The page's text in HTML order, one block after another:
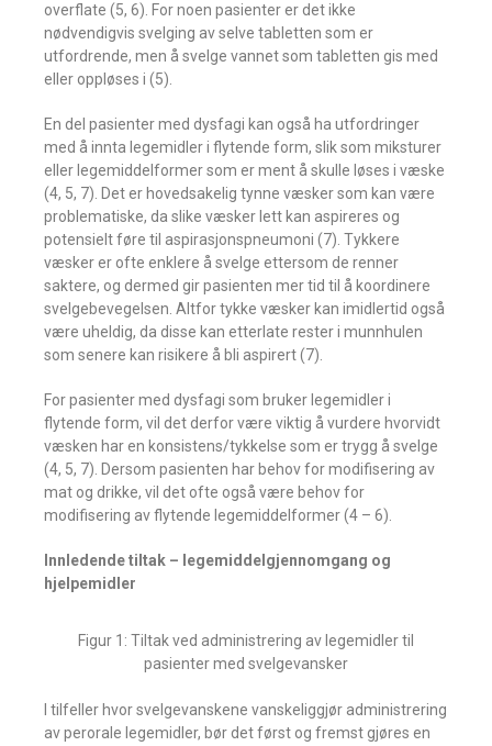
overflate (5, 6). For noen pasienter er det ikke
nødvendigvis svelging av selve tabletten som er
utfordrende, men å svelge vannet som tabletten gis med
eller oppløses i (5).
En del pasienter med dysfagi kan også ha utfordringer
med å innta legemidler i flytende form, slik som miksturer
eller legemiddelformer som er ment å skulle løses i væske
(4, 5, 7). Det er hovedsakelig tynne væsker som kan være
problematiske, da slike væsker lett kan aspireres og
potensielt føre til aspirasjonspneumoni (7). Tykkere
væsker er ofte enklere å svelge ettersom de renner
saktere, og dermed gir pasienten mer tid til å koordinere
svelgebevegelsen. Altfor tykke væsker kan imidlertid også
være uheldig, da disse kan etterlate rester i munnhulen
som senere kan risikere å bli aspirert (7).
For pasienter med dysfagi som bruker legemidler i
flytende form, vil det derfor være viktig å vurdere hvorvidt
væsken har en konsistens/tykkelse som er trygg å svelge
(4, 5, 7). Dersom pasienten har behov for modifisering av
mat og drikke, vil det ofte også være behov for
modifisering av flytende legemiddelformer (4 – 6).
Innledende tiltak – legemiddelgjennomgang og
hjelpemidler
Figur 1: Tiltak ved administrering av legemidler til
pasienter med svelgevansker
I tilfeller hvor svelgevanskene vanskeliggjør administrering
av perorale legemidler, bør det først og fremst gjøres en